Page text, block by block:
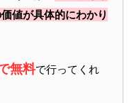
値が具体的にわかり
無料で行ってくれ